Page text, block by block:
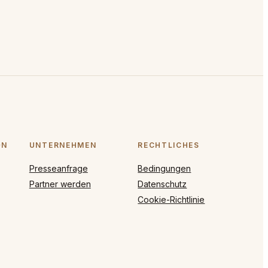
UNTERNEHMEN
Presseanfrage
Partner werden
RECHTLICHES
Bedingungen
Datenschutz
Cookie-Richtlinie